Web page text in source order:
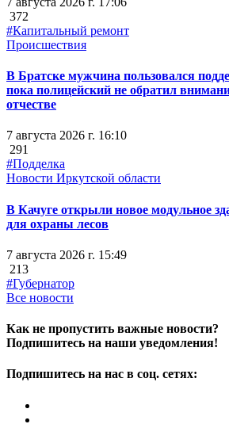
372
#Капитальный ремонт
Происшествия
В Братске мужчина пользовался
пока полицейский не обратил
отчестве
7 августа 2026 г. 16:10
291
#Подделка
Новости Иркутской области
В Качуге открыли новое модульное
для охраны лесов
7 августа 2026 г. 15:49
213
#Губернатор
Все новости
Как не пропустить важные новости?
Подпишитесь на наши уведомления!
Подпишитесь на нас в соц. сетях: